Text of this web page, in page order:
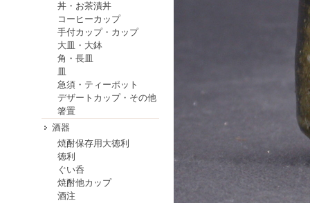
丼・お茶漬丼
コーヒーカップ
手付カップ・カップ
大皿・大鉢
角・長皿
皿
急須・ティーポット
デザートカップ・その他
箸置
酒器
焼酎保存用大徳利
徳利
ぐい呑
焼酎他カップ
酒注